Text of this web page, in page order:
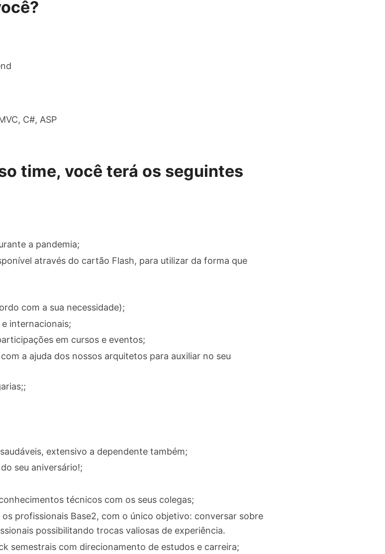
C#, ASP
time, você terá os seguintes
a pandemia;
através do cartão Flash, para utilizar da forma que
com a sua necessidade);
internacionais;
em cursos e eventos;
a ajuda dos nossos arquitetos para auxiliar no seu
extensivo a dependente também;
seu aniversário!;
técnicos com os seus colegas;
profissionais Base2, com o único objetivo: conversar sobre
possibilitando trocas valiosas de experiência.
semestrais com direcionamento de estudos e carreira;